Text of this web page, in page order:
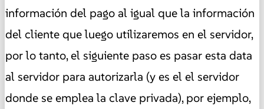
información del pago al igual que la información
del cliente que luego utilizaremos en el servidor,
por lo tanto, el siguiente paso es pasar esta data
al servidor para autorizarla (y es el el servidor
donde se emplea la clave privada), por ejemplo,